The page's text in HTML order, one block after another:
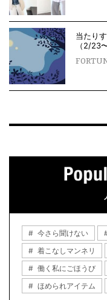
当たり
（2/23
今さら聞けない
着こなしマンネリ
働く私にごほうび
ほめられアイテム